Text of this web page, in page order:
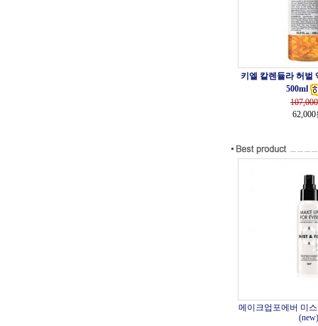
키엘 칼렌듈라 허벌
500ml
107,000
62,000
메이크업포에버 미
(new)